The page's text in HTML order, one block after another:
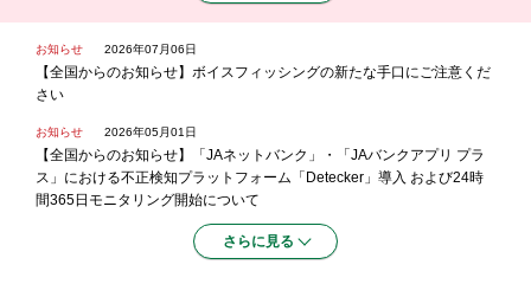
お知らせ 2026年07月06日
【全国からのお知らせ】ボイスフィッシングの新たな手口にご注意くだ
さい
お知らせ 2026年05月01日
【全国からのお知らせ】「JAネットバンク」・「JAバンクアプリ プラ
ス」における不正検知プラットフォーム「Detecker」導入 および24時
間365日モニタリング開始について
さらに見る